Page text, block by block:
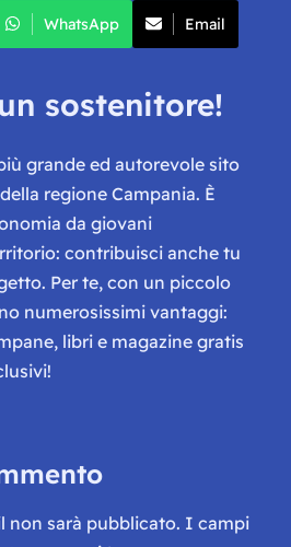
WhatsApp Email
sostenitore!
grande ed autorevole sito
regione Campania. È
da giovani
contribuisci anche tu
Per te, con un piccolo
numerosissimi vantaggi:
libri e magazine gratis
non sarà pubblicato. I campi